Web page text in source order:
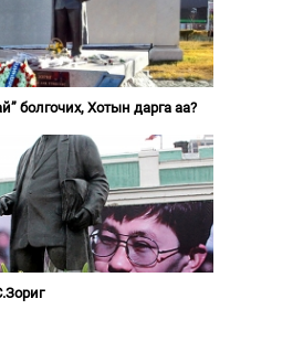
болгочих, Хотын дарга аа?